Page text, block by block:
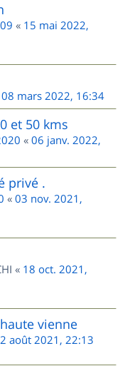
« 15 mai 2022,
08 mars 2022, 16:34
et 50 kms
« 06 janv. 2022,
privé .
« 03 nov. 2021,
« 18 oct. 2021,
vienne
août 2021, 22:13